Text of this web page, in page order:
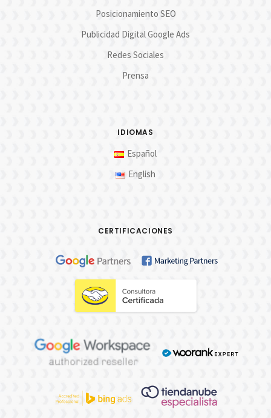
Posicionamiento SEO
Publicidad Digital Google Ads
Redes Sociales
Prensa
IDIOMAS
Español
English
CERTIFICACIONES